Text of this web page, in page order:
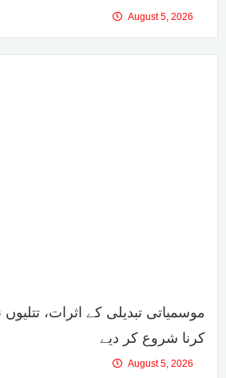
August 5, 2026
موسمیاتی تبدیلی کے اثرات،
کرنا شروع کر دیے
August 5, 2026